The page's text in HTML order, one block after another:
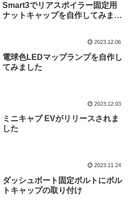
Smart3でリアスポイラー固定用
ナットキャップを自作してみまし
2023.12.06
電球色LEDマップランプを自作し
てみました
2023.12.03
ミニキャブ EVがリリースされま
した
2023.11.24
ダッシュボート固定ボルトにボル
トキャップの取り付け